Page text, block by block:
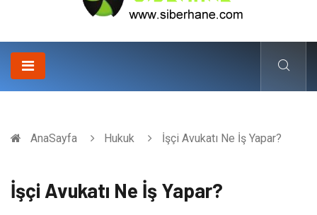
AnaSayfa Hukuk İşçi Avukatı Ne İş Yapar?
İşçi Avukatı Ne İş Yapar?